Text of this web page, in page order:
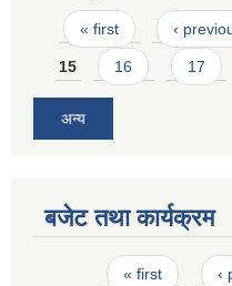
Pages
« first ‹
15 16 17
अन्य
बजेट तथा कार्यक्रम
Pages« first ‹